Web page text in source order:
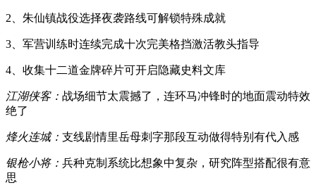
2、朱仙镇战役选择夜袭路线可解锁特殊成就
3、军营训练时连续完成十次完美格挡激活教头指导
4、收集十二道金牌碎片可开启隐藏史料文库
江湖侠客： 战场细节太震撼了，连环马冲锋时的地面震动特效
绝了
烽火连城： 支线剧情里岳母刺字那段互动做得特别有代入感
银枪小将： 兵种克制系统比想象中复杂，研究阵型搭配很有意
思